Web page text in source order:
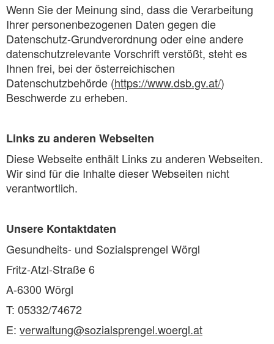
Wenn Sie der Meinung sind, dass die Verarbeitung
Ihrer personenbezogenen Daten gegen die
Datenschutz-Grundverordnung oder eine andere
datenschutzrelevante Vorschrift verstößt, steht es
Ihnen frei, bei der österreichischen
Datenschutzbehörde (https://www.dsb.gv.at/)
Beschwerde zu erheben.
Links zu anderen Webseiten
Diese Webseite enthält Links zu anderen Webseiten.
Wir sind für die Inhalte dieser Webseiten nicht
verantwortlich.
Unsere Kontaktdaten
Gesundheits- und Sozialsprengel Wörgl
Fritz-Atzl-Straße 6
A-6300 Wörgl
T: 05332/74672
E: verwaltung@sozialsprengel.woergl.at